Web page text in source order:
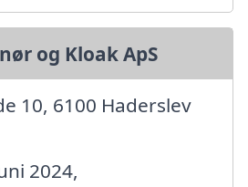
og Kloak ApS
10, 6100 Haderslev
2024,